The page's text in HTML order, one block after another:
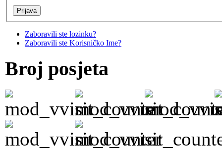
Zaboravili ste lozinku?
Zaboravili ste Korisničko Ime?
Broj posjeta